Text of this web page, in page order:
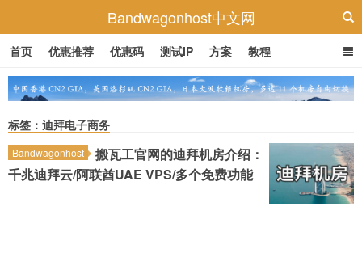
Bandwagonhost中文网
首页 优惠推荐 优惠码 测试IP 方案 教程
标签：迪拜电子商务
Bandwagonhost
搬瓦工官网的迪拜机房介绍：
千兆迪拜云/阿联酋UAE VPS/多个免费功能